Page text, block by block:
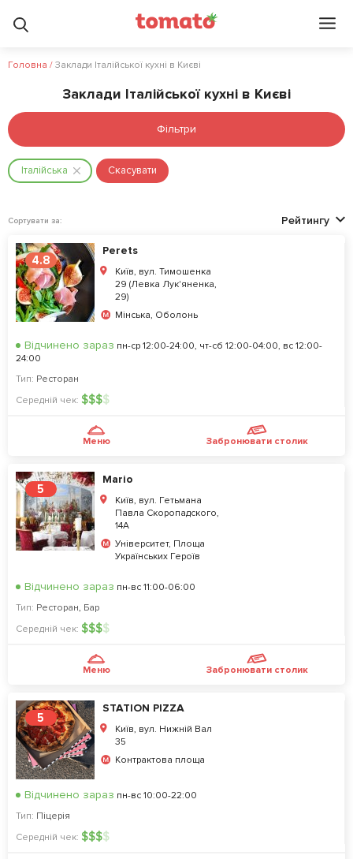
Головна / Заклади Італійської кухні в Києві
Заклади Італійської кухні в Києві
Фільтри
Італійська Скасувати
Сортувати за: Рейтингу
4.8
Perets
Київ, вул. Тимошенка
29 (Левка Лук'яненка,
29)
Мінська, Оболонь
Відчинено зараз пн-ср 12:00-24:00, чт-сб 12:00-04:00, вс 12:00-
24:00
Тип: Ресторан
Середній чек: $$$$
Меню Забронювати столик
5
Mario
Київ, вул. Гетьмана
Павла Скоропадского,
14А
Університет, Площа
Українських Героїв
Відчинено зараз пн-вс 11:00-06:00
Тип: Ресторан, Бар
Середній чек: $$$$
Меню Забронювати столик
5
STATION PIZZA
Київ, вул. Нижній Вал
35
Контрактова площа
Відчинено зараз пн-вс 10:00-22:00
Тип: Піцерія
Середній чек: $$$$